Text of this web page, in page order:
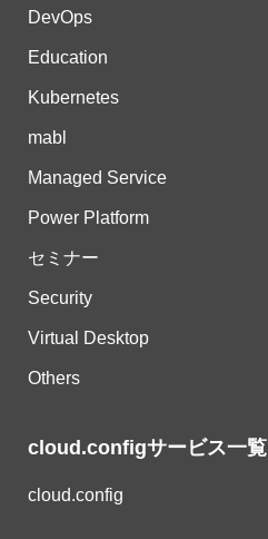
DevOps
Education
Kubernetes
mabl
Managed Service
Power Platform
セミナー
Security
Virtual Desktop
Others
cloud.configサービス一覧
cloud.config